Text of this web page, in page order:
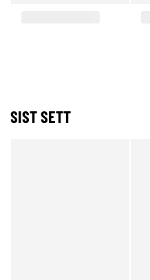
SIST SETT